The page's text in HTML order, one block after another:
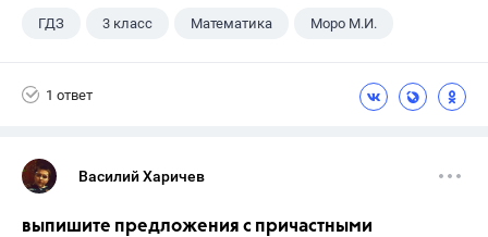
ГДЗ 3 класс Математика Моро М.И.
1 ответ
Василий Харичев
выпишите предложения с причастными